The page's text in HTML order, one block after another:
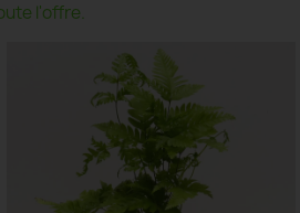
l'offre.